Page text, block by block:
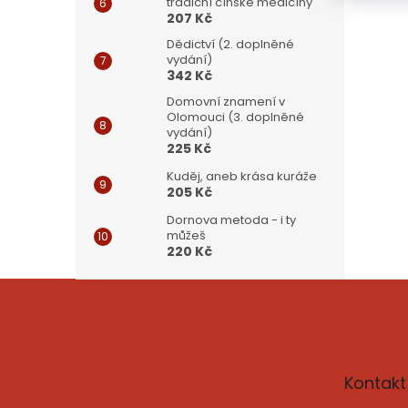
207 Kč
Dědictví (2. doplněné
vydání)
342 Kč
Domovní znamení v
Olomouci (3. doplněné
vydání)
225 Kč
Kuděj, aneb krása kuráže
205 Kč
Dornova metoda - i ty
můžeš
220 Kč
Kontakt